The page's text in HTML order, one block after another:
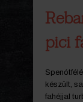
pici
készült,
fahéjjal